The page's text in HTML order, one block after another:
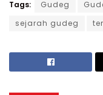
Tags: Gudeg
sejarah gudeg